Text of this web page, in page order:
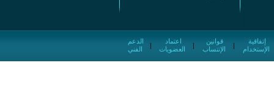
الفني
|
العضويات
|
الإنتساب
|
الإستخدام